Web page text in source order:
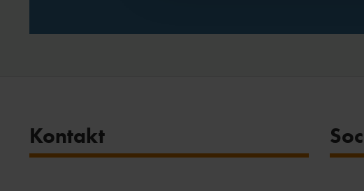
Kontakt